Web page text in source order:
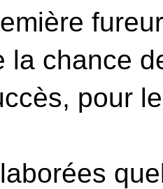
la chance
pour